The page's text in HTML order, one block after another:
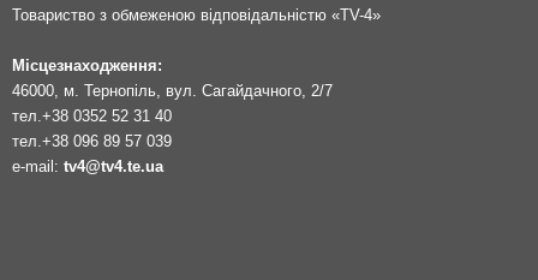
Товариство з обмеженою відповідальністю «TV-4»
Місцезнаходження:
46000, м. Тернопіль, вул. Сагайдачного, 2/7
тел. +38 0352 52 31 40
тел. +38 096 89 57 039
e-mail: tv4@tv4.te.ua